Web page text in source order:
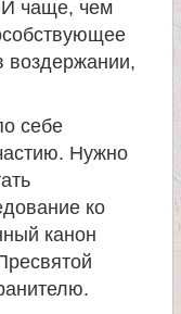
И чаще, чем
себе
Нужно
ко
канон